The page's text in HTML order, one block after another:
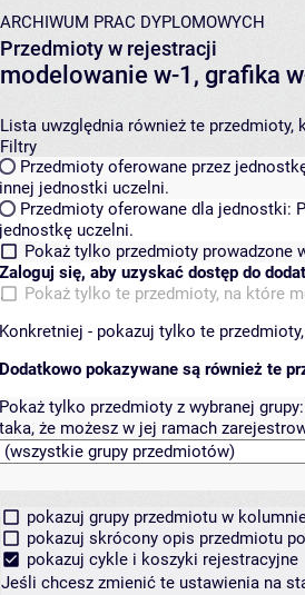
ARCHIWUM PRAC DYPLOMOWYCH
Przedmioty w rejestracji
modelowanie w-1, grafika
Lista uwzględnia również te przedmioty,
Filtry
Przedmioty oferowane przez
innej jednostki uczelni.
Przedmioty oferowane dla jednostki:
jednostkę uczelni.
Pokaż tylko przedmioty prowadzone
Zaloguj się, aby uzyskać dostęp do
Pokaż tylko te przedmioty, na które
Konkretniej - pokazuj tylko te
Dodatkowo pokazywane są również te
Pokaż tylko przedmioty z wybranej grupy:
taka, że możesz w jej ramach
pokazuj grupy przedmiotu w
pokazuj skrócony opis przedmiotu
pokazuj cykle i koszyki rejestracyjne
Jeśli chcesz zmienić te ustawienia na